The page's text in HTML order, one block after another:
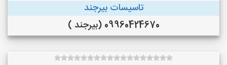
تاسیسات بیرجند
09960424670 (بیرجند )